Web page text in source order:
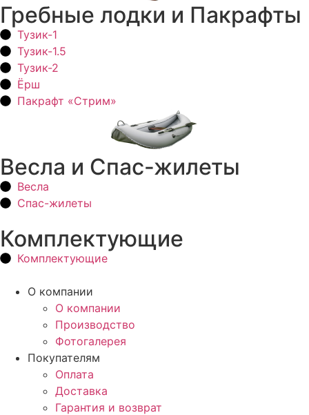
Гребные лодки и Пакрафты
Тузик-1
Тузик-1.5
Тузик-2
Ёрш
Пакрафт «Стрим»
Весла и Спас-жилеты
Весла
Спас-жилеты
Комплектующие
Комплектующие
О компании
О компании
Производство
Фотогалерея
Покупателям
Оплата
Доставка
Гарантия и возврат